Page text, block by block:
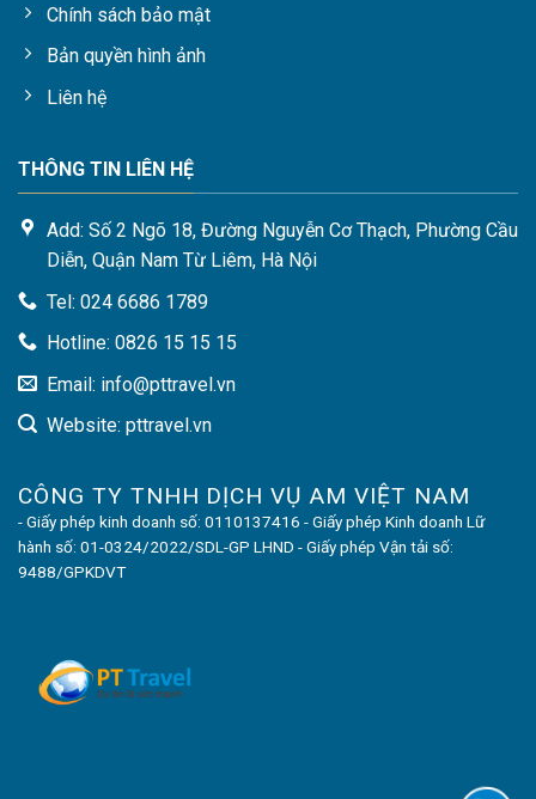
Chính sách bảo mật
Bản quyền hình ảnh
Liên hệ
THÔNG TIN LIÊN HỆ
Add: Số 2 Ngõ 18, Đường Nguyễn Cơ Thạch, Phường Cầu
Diễn, Quận Nam Từ Liêm, Hà Nội
Tel: 024 6686 1789
Hotline: 0826 15 15 15
Email: info@pttravel.vn
Website: pttravel.vn
CÔNG TY TNHH DỊCH VỤ AM VIỆT NAM
- Giấy phép kinh doanh số: 0110137416 - Giấy phép Kinh doanh Lữ
hành số: 01-0324/2022/SDL-GP LHND - Giấy phép Vận tải số:
9488/GPKDVT